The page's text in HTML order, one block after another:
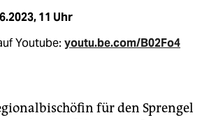
11 Uhr
Youtube: youtu.be.com/B02Fo4
für den Sprengel